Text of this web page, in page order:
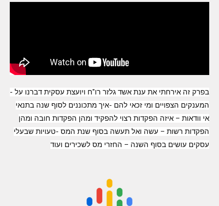
בפרק זה אירחתי את ענת אשד גלזר רו"ח ויועצת עסקית דברנו על -
המענקים הצפויים ומי זכאי להם -איך מתכוננים לסוף שנה בתנאי
אי וודאות – איזה הפקדות רצוי להפקיד ומהן הפקדות חובה ומהן
הפקדות רשות – עשה ואל תעשה בסוף שנת המס -טעויות שבעלי
עסקים עושים בסוף השנה – החזרי מס לשכירים ועוד